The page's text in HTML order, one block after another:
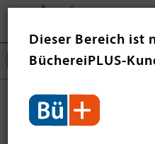
Dieser Bereich ist
BüchereiPLUS-
Historische